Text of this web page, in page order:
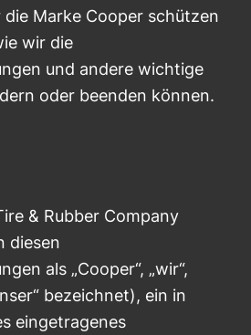
Marke Cooper schützen
wir die
und andere wichtige
oder beenden können.
& Rubber Company
diesen
als „Cooper“, „wir“,
bezeichnet), ein in
eingetragenes